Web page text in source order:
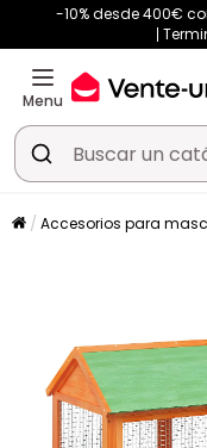
-10% desde 400€
Menu
Accesorios para